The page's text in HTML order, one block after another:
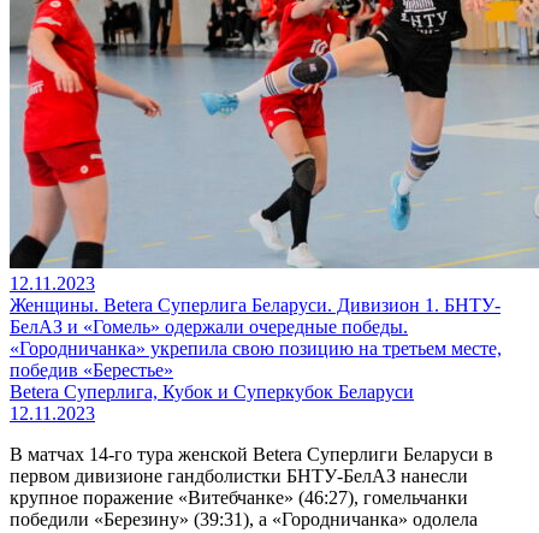
12.11.2023
Женщины. Betera Суперлига Беларуси. Дивизион 1. БНТУ-
БелАЗ и «Гомель» одержали очередные победы.
«Городничанка» укрепила свою позицию на третьем месте,
победив «Берестье»
Betera Суперлига, Кубок и Суперкубок Беларуси
12.11.2023
В матчах 14-го тура женской Betera Суперлиги Беларуси в
первом дивизионе гандболистки БНТУ-БелАЗ нанесли
крупное поражение «Витебчанке» (46:27), гомельчанки
победили «Березину» (39:31), а «Городничанка» одолела